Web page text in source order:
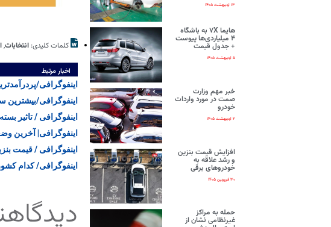
۱۳ اردیبهشت ۱۴۰۵
هایما ۷X به باشگاه
۴ میلیاردی‌ها پیوست
+ جدول قیمت
۵ اردیبهشت ۱۴۰۵
خبر مهم وزارت
صمت در مورد واردات
خودرو
۲ اردیبهشت ۱۴۰۵
افزایش قیمت بنزین
و رشد علاقه به
خودروهای برقی
۳۰ فروردین ۱۴۰۵
حمله به مراکز
غیرنظامی نشان از
کلمات کلیدی: انتخابات,
اخبار مرتبط
اینفوگرافی/پردرآمدترین مربیان
اینفوگرافی/بیشترین
اینفوگرافی / تاثیر
اینفوگرافی| آخرین
اینفوگرافی / قیمت
اینفوگرافی/ کدام